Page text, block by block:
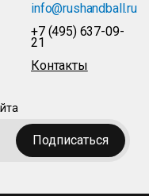
info@rushandball.ru
+7 (495) 637-09-
21
Контакты
Подписаться